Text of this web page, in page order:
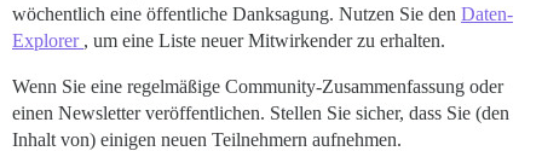
wöchentlich eine öffentliche Danksagung. Nutzen Sie den Daten-
Explorer , um eine Liste neuer Mitwirkender zu erhalten.
Wenn Sie eine regelmäßige Community-Zusammenfassung oder
einen Newsletter veröffentlichen. Stellen Sie sicher, dass Sie (den
Inhalt von) einigen neuen Teilnehmern aufnehmen.